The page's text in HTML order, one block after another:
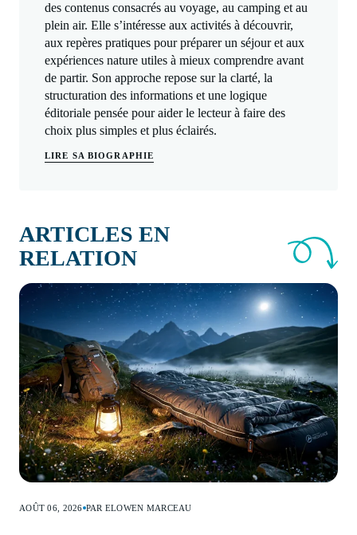
des contenus consacrés au voyage, au camping et au
plein air. Elle s’intéresse aux activités à découvrir,
aux repères pratiques pour préparer un séjour et aux
expériences nature utiles à mieux comprendre avant
de partir. Son approche repose sur la clarté, la
structuration des informations et une logique
éditoriale pensée pour aider le lecteur à faire des
choix plus simples et plus éclairés.
LIRE SA BIOGRAPHIE
ARTICLES EN
RELATION
AOÛT 06, 2026 PAR ELOWEN MARCEAU